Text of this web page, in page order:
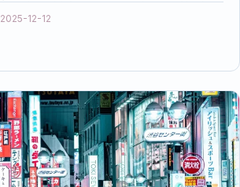
2025-12-12